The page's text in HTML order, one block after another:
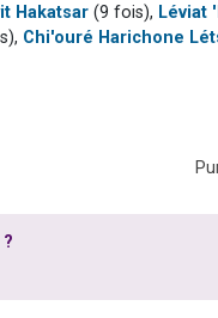
Hakatsar (9 fois), Léviat
Chi'ouré Harichone